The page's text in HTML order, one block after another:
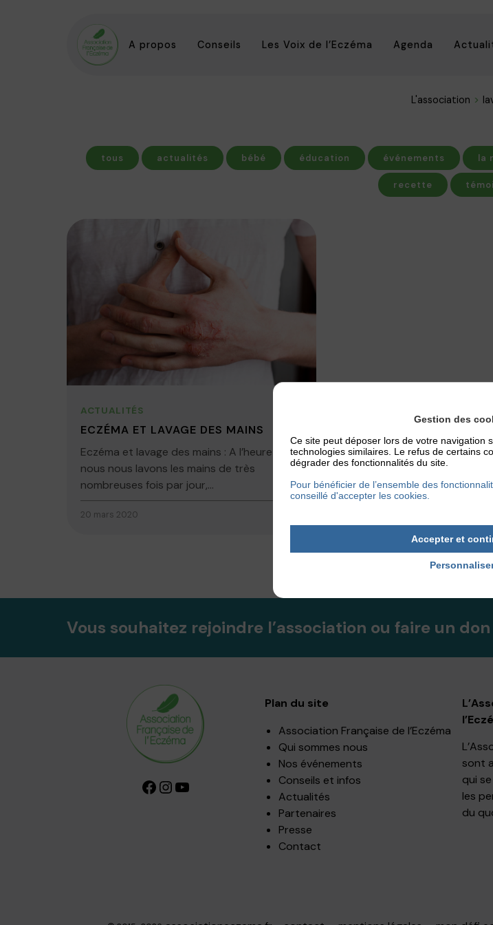
A propos Conseils Les Voix de l’Eczéma Agenda
L'association
tous actualités bébé éducation événements la
recette
ACTUALITÉS
ECZÉMA ET LAVAGE DES MAINS
Eczéma et lavage des mains : A l’heure ou
nous nous lavons les mains de très
nombreuses fois par jour,...
20 mars 2020
Vous souhaitez rejoindre l’association ou faire un don
Facebook Instagram YouTube
Plan du site
Association Française de l’Eczéma
Qui sommes nous
Nos événements
Conseils et infos
Actualités
Partenaires
Presse
Contact
sont
qui
les
du
Gestion des
Ce site peut déposer lors de votre navigation
technologies similaires. Le refus de certains
dégrader des fonctionnalités du site.
Pour bénéficier de l’ensemble des
conseillé d'accepter les cookies.
Accepter et